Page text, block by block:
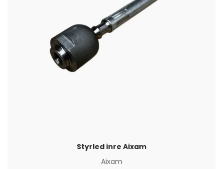
Styrled inre Aixam
Aixam